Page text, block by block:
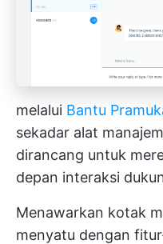
melalui Bantu
sekadar alat
dirancang untuk
depan interaksi
Menawarkan kotak
menyatu dengan